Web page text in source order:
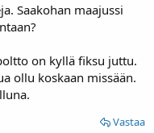
Saakohan maajussi
on kyllä fiksu juttu.
ollu koskaan missään.
Vastaa